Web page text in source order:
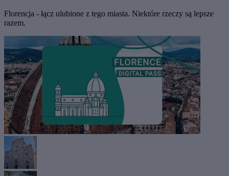
Florencja - łącz ulubione z tego miasta. Niektóre rzeczy są lepsze
razem.